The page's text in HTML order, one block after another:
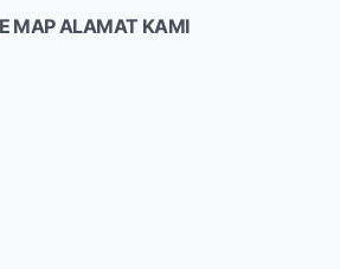
MAP ALAMAT KAMI